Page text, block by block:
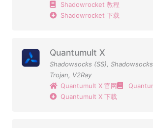
Shadowrocket 教程
Shadowrocket 下载
Quantumult X
Shadowsocks (SS),
Trojan, V2Ray
Quantumult X 官网
Quantumult X 下载